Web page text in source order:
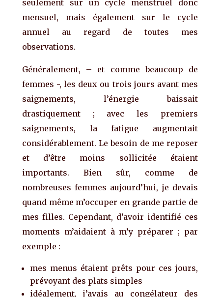
seulement sur un cycle menstruel donc
mensuel, mais également sur le cycle
annuel au regard de toutes mes
observations.
Généralement, – et comme beaucoup de
femmes -, les deux ou trois jours avant mes
saignements, l’énergie baissait
drastiquement ; avec les premiers
saignements, la fatigue augmentait
considérablement. Le besoin de me reposer
et d’être moins sollicitée étaient
importants. Bien sûr, comme de
nombreuses femmes aujourd’hui, je devais
quand même m’occuper en grande partie de
mes filles. Cependant, d’avoir identifié ces
moments m’aidaient à m’y préparer ; par
exemple :
mes menus étaient prêts pour ces jours,
prévoyant des plats simples
idéalement, j’avais au congélateur des